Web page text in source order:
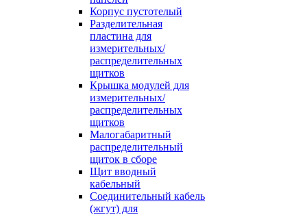
Корпус пустотелый
Разделительная
пластина для
измерительных/
распределительных
щитков
Крышка модулей для
измерительных/
распределительных
щитков
Малогабаритный
распределительный
щиток в сборе
Щит вводный
кабельный
Соединительный кабель
(жгут) для